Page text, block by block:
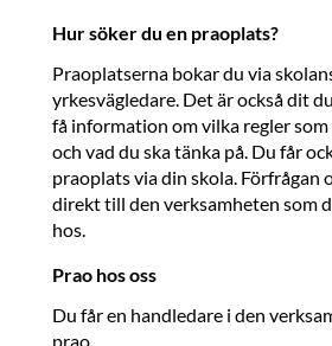
Hur söker du en praoplats?
Praoplatserna bokar du via
yrkesvägledare. Det är också dit
få information om vilka regler
och vad du ska tänka på. Du får
praoplats via din skola. Förfrågan
direkt till den verksamheten som
hos.
Prao hos oss
Du får en handledare i den
prao.